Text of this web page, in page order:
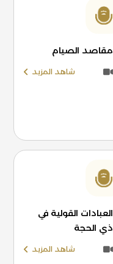
مقاصد الصيام
شاهد المزيد
العبادات القولية في
ذي الحجة
شاهد المزيد